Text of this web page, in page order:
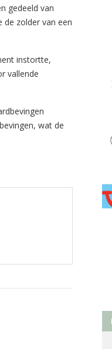
gedeeld van
de zolder van een
instortte,
vallende
wat de